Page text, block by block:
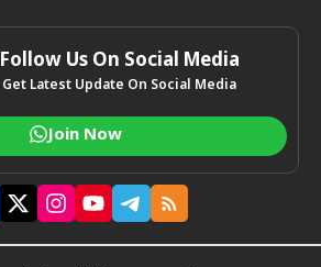
Follow Us On Social Media
Get Latest Update On Social Media
Join Now